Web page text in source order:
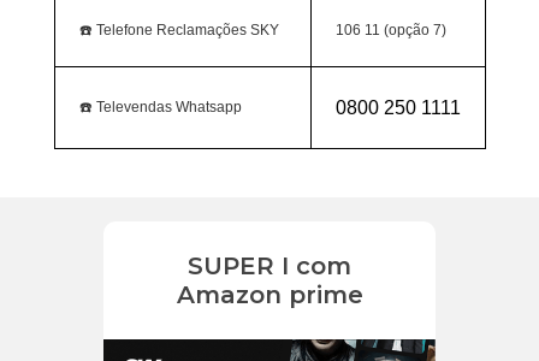
☎️ Telefone Reclamações SKY 106 11 (opção 7)
☎️ Televendas Whatsapp 0800 250 1111
SUPER I com
Amazon prime